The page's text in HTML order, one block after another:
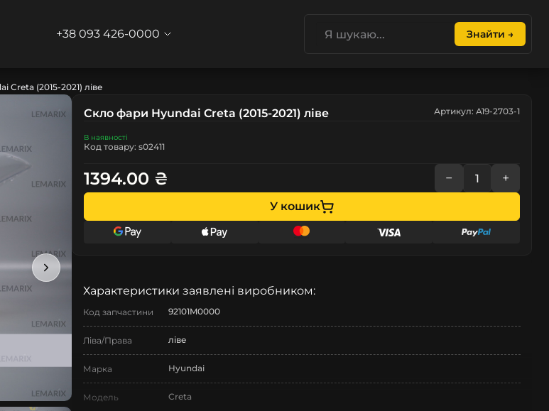
+38 093 426-0000 Знайти →
Creta (2015-2021) ліве
Скло фари Hyundai Creta (2015-2021) ліве Артикул: A19-2703-1
В наявності
Код товару: s02411
1394.00 ₴ − +
У кошик
Характеристики заявлені виробником:
Код запчастини 92101M0000
Ліва/Права ліве
Марка Hyundai
Модель Creta